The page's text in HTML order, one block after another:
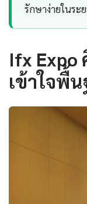
รักษาง่ายในระ
Ifx Expo
เข้าใจพื้